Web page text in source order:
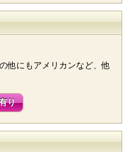
他にもアメリカンなど、他
り